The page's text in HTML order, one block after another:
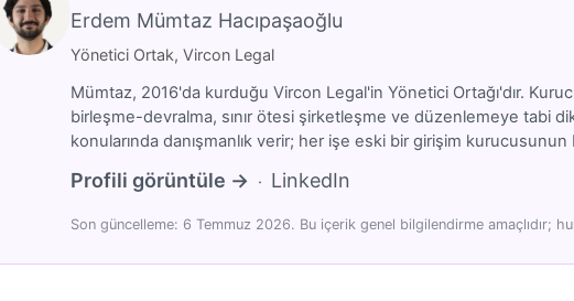
Erdem Mümtaz Hacıpaşaoğlu
Yönetici Ortak, Vircon Legal
Mümtaz, 2016'da kurduğu Vircon Legal'in Yönetici Ortağı'dır.
birleşme-devralma, sınır ötesi şirketleşme ve düzenlemeye tabi
konularında danışmanlık verir; her işe eski bir girişim kurucusunun
Profili görüntüle → · LinkedIn
Son güncelleme: 6 Temmuz 2026. Bu içerik genel bilgilendirme amaçlıdır;